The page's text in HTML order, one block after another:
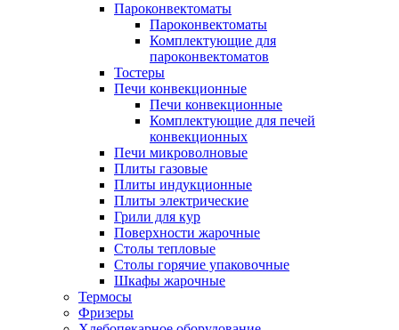
Пароконвектоматы
Пароконвектоматы
Комплектующие для
пароконвектоматов
Тостеры
Печи конвекционные
Печи конвекционные
Комплектующие для печей
конвекционных
Печи микроволновые
Плиты газовые
Плиты индукционные
Плиты электрические
Грили для кур
Поверхности жарочные
Столы тепловые
Столы горячие упаковочные
Шкафы жарочные
Термосы
Фризеры